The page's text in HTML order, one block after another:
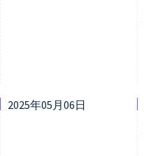
2025年05月06日